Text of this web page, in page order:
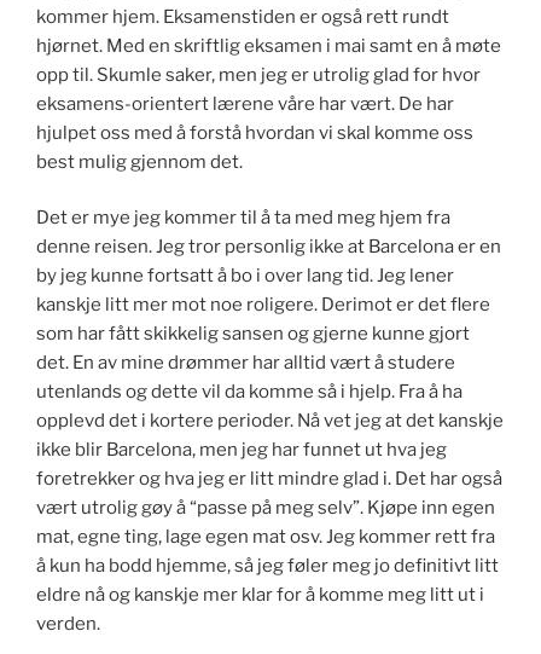
kommer hjem. Eksamenstiden er også rett rundt
hjørnet. Med en skriftlig eksamen i mai samt en å møte
opp til. Skumle saker, men jeg er utrolig glad for hvor
eksamens-orientert lærene våre har vært. De har
hjulpet oss med å forstå hvordan vi skal komme oss
best mulig gjennom det.
Det er mye jeg kommer til å ta med meg hjem fra
denne reisen. Jeg tror personlig ikke at Barcelona er en
by jeg kunne fortsatt å bo i over lang tid. Jeg lener
kanskje litt mer mot noe roligere. Derimot er det flere
som har fått skikkelig sansen og gjerne kunne gjort
det. En av mine drømmer har alltid vært å studere
utenlands og dette vil da komme så i hjelp. Fra å ha
opplevd det i kortere perioder. Nå vet jeg at det kanskje
ikke blir Barcelona, men jeg har funnet ut hva jeg
foretrekker og hva jeg er litt mindre glad i. Det har også
vært utrolig gøy å “passe på meg selv”. Kjøpe inn egen
mat, egne ting, lage egen mat osv. Jeg kommer rett fra
å kun ha bodd hjemme, så jeg føler meg jo definitivt litt
eldre nå og kanskje mer klar for å komme meg litt ut i
verden.